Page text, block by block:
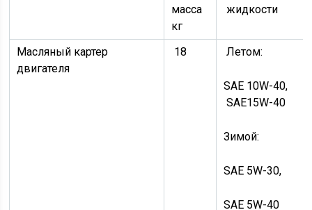
масса
кг
жидкости
Масляный картер
двигателя
18 Летом:
SAE 10W-40,
SAE15W-40
Зимой:
SAE 5W-30,
SAE 5W-40